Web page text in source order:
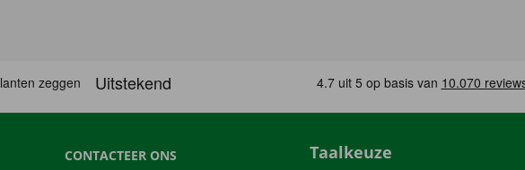
CONTACTEER ONS
Taalkeuze